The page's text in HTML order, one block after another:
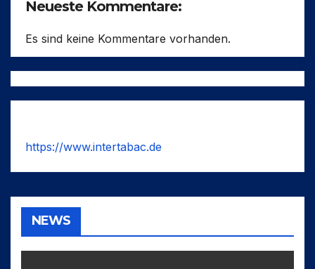
Neueste Kommentare:
Es sind keine Kommentare vorhanden.
https://www.intertabac.de
NEWS